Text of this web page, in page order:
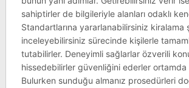
sahiptirler de bilgileriyle alanları odaklı
Standartlarına yararlanabilirsiniz kiralama
inceleyebilirsiniz sürecinde kişilerle
tutabilirler. Deneyimli sağlarlar özverili
hissedebilirler güvenliğini ederler ortamda
Bulurken sunduğu almanız prosedürleri